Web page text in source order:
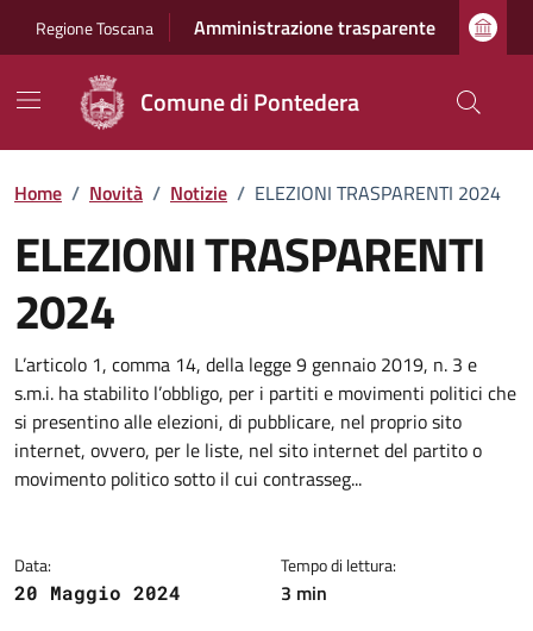
Regione Toscana Amministrazione trasparente
Comune di Pontedera
Home / Novità / Notizie / ELEZIONI TRASPARENTI 2024
ELEZIONI TRASPARENTI
2024
Dettagli della notizia
L’articolo 1, comma 14, della legge 9 gennaio 2019, n. 3 e
s.m.i. ha stabilito l’obbligo, per i partiti e movimenti politici che
si presentino alle elezioni, di pubblicare, nel proprio sito
internet, ovvero, per le liste, nel sito internet del partito o
movimento politico sotto il cui contrasseg...
Data:
20 Maggio 2024
Tempo di lettura:
3 min